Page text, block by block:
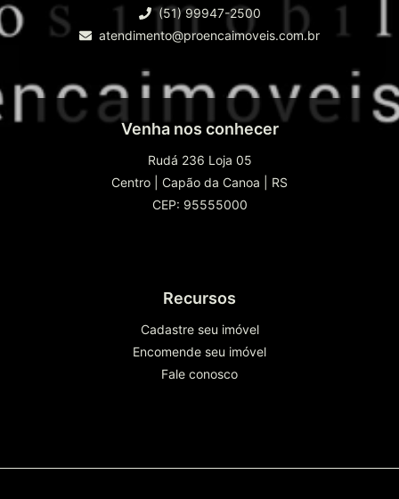
(51) 99947-2500
atendimento@proencaimoveis.com.br
Venha nos conhecer
Rudá 236 Loja 05
Centro
Capão da Canoa
RS
CEP: 95555000
Recursos
Cadastre seu imóvel
Encomende seu imóvel
Fale conosco